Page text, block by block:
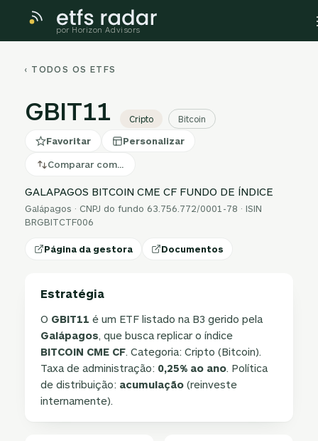
por Horizon Advisors
‹ TODOS OS ETFS
GBIT11 Cripto Bitcoin
Favoritar Personalizar
Comparar com…
GALAPAGOS BITCOIN CME CF FUNDO DE ÍNDICE
Galápagos · CNPJ do fundo 63.756.772/0001-78 · ISIN
BRGBITCTF006
Página da gestora Documentos
Estratégia
O GBIT11 é um ETF listado na B3 gerido pela
Galápagos, que busca replicar o índice
BITCOIN CME CF. Categoria: Cripto (Bitcoin).
Taxa de administração: 0,25% ao ano. Política
de distribuição: acumulação (reinveste
internamente).